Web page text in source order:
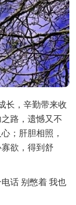
长，辛勤带来收
路，遗憾又不
；肝胆相照，
欲，得到舒
话 别憋着 我也